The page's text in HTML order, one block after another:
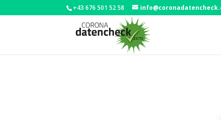
+43 676 501 52 58